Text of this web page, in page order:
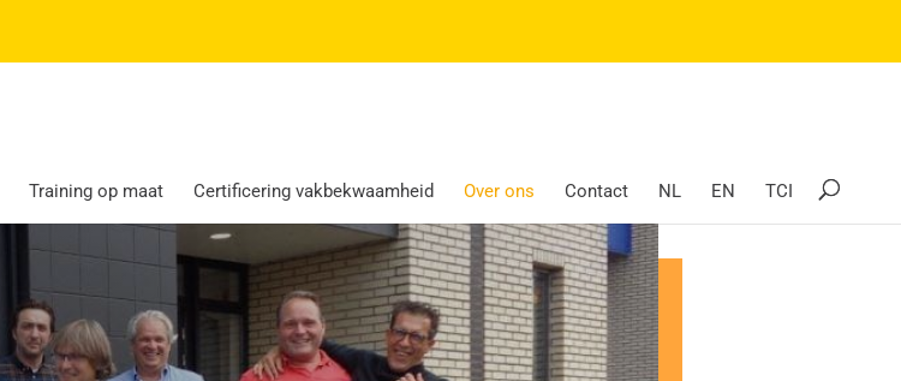
Training op maat Certificering vakbekwaamheid Over ons Contact NL EN TCI